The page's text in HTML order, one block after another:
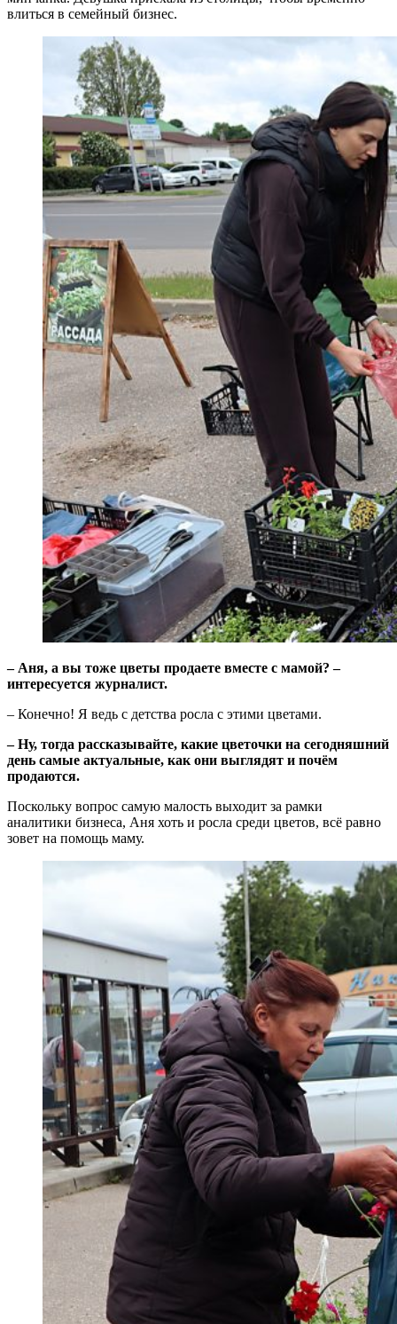
влиться в семейный бизнес.
– Аня, а вы тоже цветы продаете вместе с мамой? –
интересуется журналист.
– Конечно! Я ведь с детства росла с этими цветами.
– Ну, тогда рассказывайте, какие цветочки на сегодняшний
день самые актуальные, как они выглядят и почём
продаются.
Поскольку вопрос самую малость выходит за рамки
аналитики бизнеса, Аня хоть и росла среди цветов, всё равно
зовет на помощь маму.